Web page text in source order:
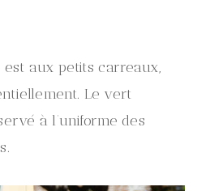
est aux petits carreaux,
Le vert
à l’uniforme des